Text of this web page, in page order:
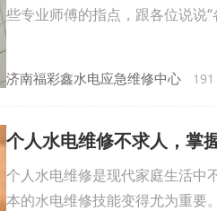
些专业师傅的指点，跟各位说说
济南福彩鑫水电应急维修中心
个人水电维修不求人，掌
个人水电维修是现代家庭生活中
本的水电维修技能变得尤为重要